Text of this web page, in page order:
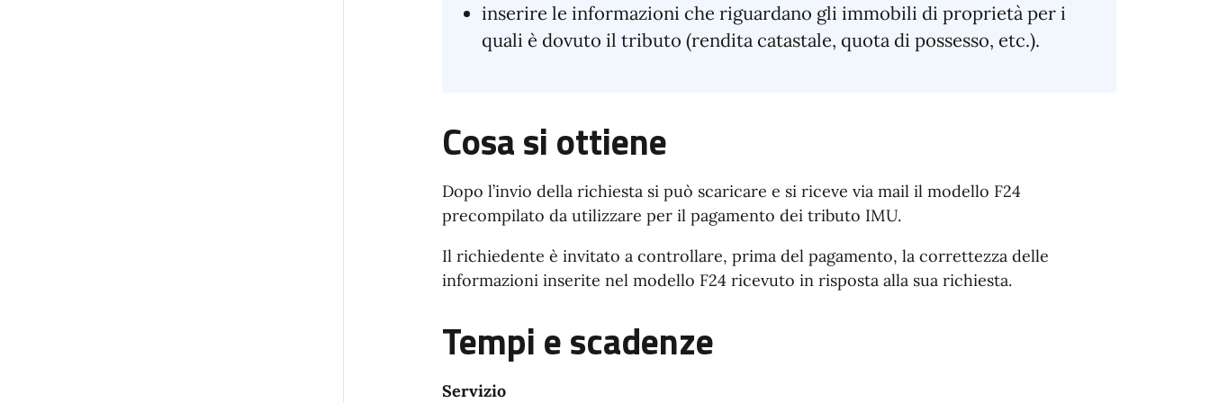
inserire le informazioni che riguardano gli immobili di proprietà per i
quali è dovuto il tributo (rendita catastale, quota di possesso, etc.).
Cosa si ottiene
Dopo l’invio della richiesta si può scaricare e si riceve via mail il modello F24
precompilato da utilizzare per il pagamento dei tributo IMU.
Il richiedente è invitato a controllare, prima del pagamento, la correttezza delle
informazioni inserite nel modello F24 ricevuto in risposta alla sua richiesta.
Tempi e scadenze
Servizio